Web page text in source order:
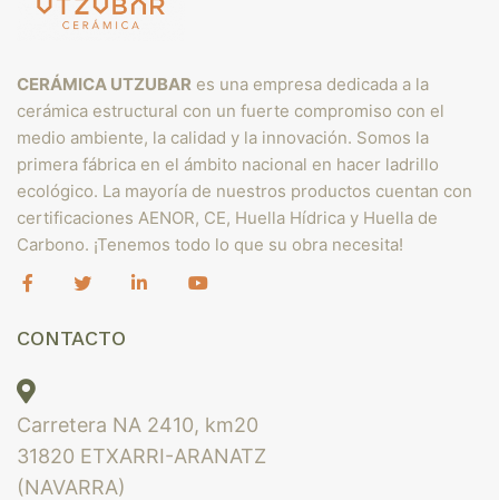
CERÁMICA UTZUBAR es una empresa dedicada a la
cerámica estructural con un fuerte compromiso con el
medio ambiente, la calidad y la innovación. Somos la
primera fábrica en el ámbito nacional en hacer ladrillo
ecológico. La mayoría de nuestros productos cuentan con
certificaciones AENOR, CE, Huella Hídrica y Huella de
Carbono. ¡Tenemos todo lo que su obra necesita!
CONTACTO
Carretera NA 2410, km20
31820 ETXARRI-ARANATZ
(NAVARRA)